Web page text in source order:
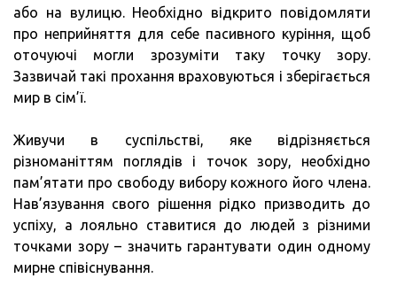
або на вулицю. Необхідно відкрито повідомляти
про неприйняття для себе пасивного куріння, щоб
оточуючі могли зрозуміти таку точку зору.
Зазвичай такі прохання враховуються і зберігається
мир в сім’ї.
Живучи в суспільстві, яке відрізняється
різноманіттям поглядів і точок зору, необхідно
пам’ятати про свободу вибору кожного його члена.
Нав’язування свого рішення рідко призводить до
успіху, а лояльно ставитися до людей з різними
точками зору – значить гарантувати один одному
мирне співіснування.